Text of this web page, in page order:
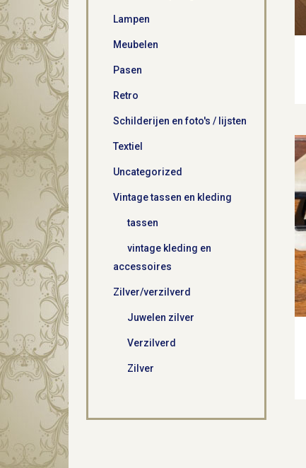
Lampen
Meubelen
Pasen
Retro
Schilderijen en foto's / lijsten
Textiel
Uncategorized
Vintage tassen en kleding
tassen
vintage kleding en
accessoires
Zilver/verzilverd
Juwelen zilver
Verzilverd
Zilver